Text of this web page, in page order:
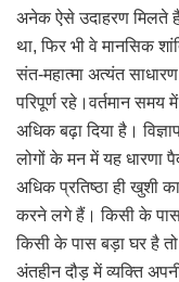
अनेक ऐसे उदाहरण मिलते
था, फिर भी वे मानसिक
संत-महात्मा अत्यंत
परिपूर्ण रहे।वर्तमान समय
अधिक बढ़ा दिया है।
लोगों के मन में यह धारणा
अधिक प्रतिष्ठा ही खुशी
करने लगे हैं। किसी के पास
किसी के पास बड़ा घर है
अंतहीन दौड़ में व्यक्ति